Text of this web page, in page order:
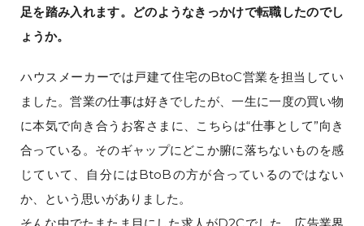
足を踏み入れます。どのようなきっかけで転職したのでし
ょうか。
ハウスメーカーでは戸建て住宅のBtoC営業を担当してい
ました。営業の仕事は好きでしたが、一生に一度の買い物
に本気で向き合うお客さまに、こちらは“仕事として”向き
合っている。そのギャップにどこか腑に落ちないものを感
じていて、自分にはBtoBの方が合っているのではない
か、という思いがありました。
そんな中でたまたま目にした求人がD2Cでした。広告業界